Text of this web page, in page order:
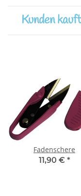
Kunden
Fadenschere
11,90 € *